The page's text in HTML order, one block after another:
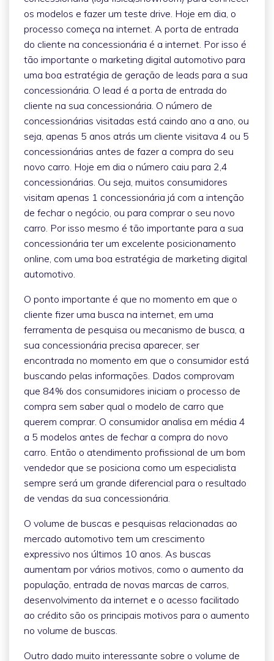
os modelos e fazer um teste drive. Hoje em dia, o
processo começa na internet. A porta de entrada
do cliente na concessionária é a internet. Por isso é
tão importante o marketing digital automotivo para
uma boa estratégia de geração de leads para a sua
concessionária. O lead é a porta de entrada do
cliente na sua concessionária. O número de
concessionárias visitadas está caindo ano a ano, ou
seja, apenas 5 anos atrás um cliente visitava 4 ou 5
concessionárias antes de fazer a compra do seu
novo carro. Hoje em dia o número caiu para 2,4
concessionárias. Ou seja, muitos consumidores
visitam apenas 1 concessionária já com a intenção
de fechar o negócio, ou para comprar o seu novo
carro. Por isso mesmo é tão importante para a sua
concessionária ter um excelente posicionamento
online, com uma boa estratégia de marketing digital
automotivo.
O ponto importante é que no momento em que o
cliente fizer uma busca na internet, em uma
ferramenta de pesquisa ou mecanismo de busca, a
sua concessionária precisa aparecer, ser
encontrada no momento em que o consumidor está
buscando pelas informações. Dados comprovam
que 84% dos consumidores iniciam o processo de
compra sem saber qual o modelo de carro que
querem comprar. O consumidor analisa em média 4
a 5 modelos antes de fechar a compra do novo
carro. Então o atendimento profissional de um bom
vendedor que se posiciona como um especialista
sempre será um grande diferencial para o resultado
de vendas da sua concessionária.
O volume de buscas e pesquisas relacionadas ao
mercado automotivo tem um crescimento
expressivo nos últimos 10 anos. As buscas
aumentam por vários motivos, como o aumento da
população, entrada de novas marcas de carros,
desenvolvimento da internet e o acesso facilitado
ao crédito são os principais motivos para o aumento
no volume de buscas.
Outro dado muito interessante sobre o volume de